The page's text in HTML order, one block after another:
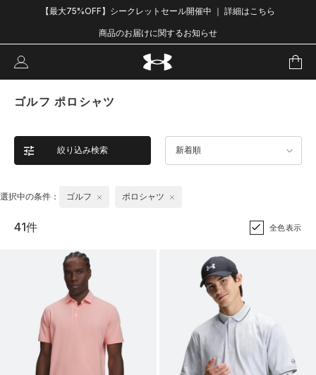
【最大75%OFF】シークレットセール開催中 ｜ 詳細はこちら
商品のお届けに関するお知らせ
ゴルフ ポロシャツ
絞り込み検索 新着順
選択中の条件： ゴルフ ポロシャツ
41件 全色表示